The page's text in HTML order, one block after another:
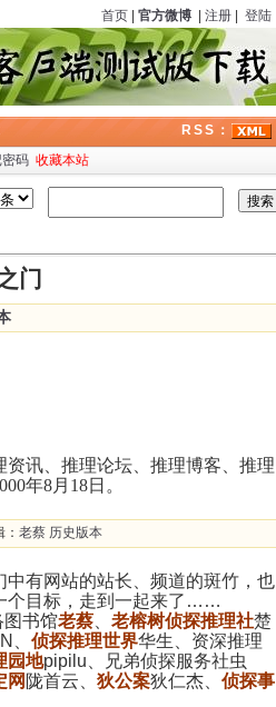
首页 官方微博 注册 登陆
RSS：
码 收藏本站
门
讯、推理论坛、推理博客、推理
年8月18日。
老蔡 历史版本
有网站的站长、频道的斑竹，也
个目标，走到一起来了……
书馆老蔡 老榕树侦探推理社楚
、 侦探推理世界华生、资深推理
园地pipilu、兄弟侦探服务社虫
网 陇首云、 狄公案狄仁杰、 侦探事